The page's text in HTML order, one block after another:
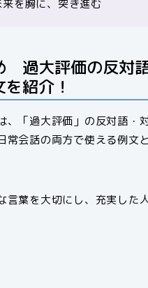
を胸に、突き進む
過大評価の反対
紹介！
、「過大評価」の反対語・
常会話の両方で使える例文
言葉を大切にし、充実した